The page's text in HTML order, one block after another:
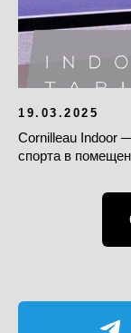
19.03.2025
Cornilleau Indoor
спорта в